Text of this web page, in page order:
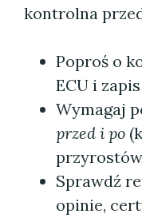
kontrolna
Poproś o
ECU i
Wymagaj
przed i po
Sprawdź
opinie,